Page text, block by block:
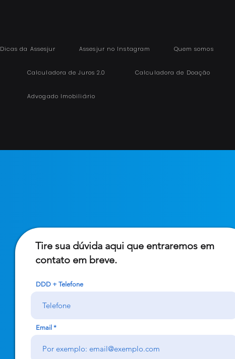
Dicas da Assesjur Assesjur no Instagram Quem somos
Calculadora de Juros 2.0 Calculadora de Doação
Advogado Imobiliário
Tire sua dúvida aqui que entraremos em
contato em breve.
DDD + Telefone
Email